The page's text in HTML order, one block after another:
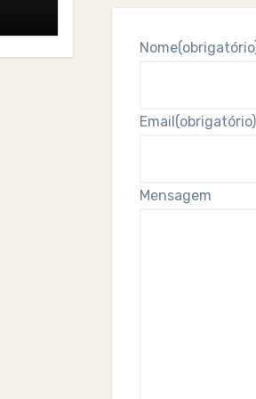
Nome
Email(obrigatório)
Mensagem